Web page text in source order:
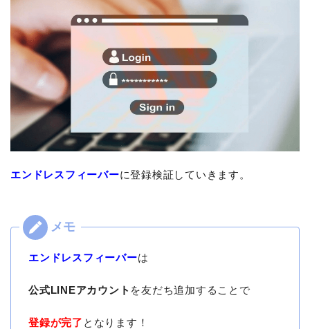
エンドレスフィーバーに登録検証していきます。
エンドレスフィーバーは
公式LINEアカウント を友だち追加することで
登録が完了 となります！